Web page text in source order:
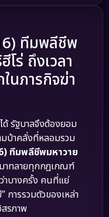
ทีมพลีชีพ
โร่ ถึงเวลา
นภารกิจฆ่า
ด้ รัฐบาลจึงต้องยอม
บ้าคลั่งที่หลอมรวม
ทีมพลีชีพมหาวาย
าทลายทุกกฎเกณฑ์
าบางครั้ง คนที่แย่
การรวมตัวของเหล่า
รภาพ